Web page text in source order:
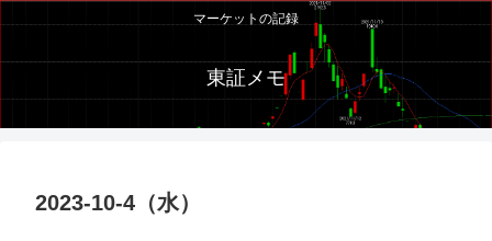
マーケットの記録
東証メモ
2023-10-4（水）